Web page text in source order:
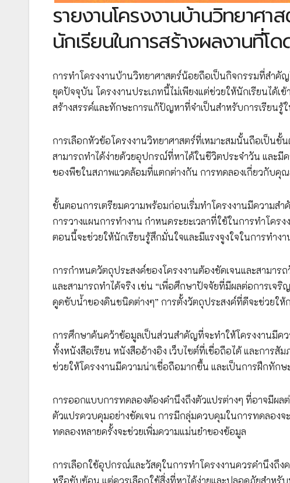
รายงานโครงงานบ้านวิทยาศ
นักเรียนในการสร้างผลงานที่โด
การทำโครงงานบ้านวิทยาศาสตร์น้อยถือเป็นกิจกรรมที่สำคั
ยุคปัจจุบัน โครงงานประเภทนี้ไม่เพียงแต่ช่วยให้นักเรียนได้เ
สร้างสรรค์และทักษะการแก้ปัญหาที่จำเป็นสำหรับการเรียนรู้
การเลือกหัวข้อโครงงานวิทยาศาสตร์ที่เหมาะสมนั้นถือเป็น
สามารถทำได้ง่ายด้วยอุปกรณ์ที่หาได้ในชีวิตประจำวัน และมี
ของพืชในสภาพแวดล้อมที่แตกต่างกัน การทดลองเกี่ยวกับคุ
ขั้นตอนการเตรียมความพร้อมก่อนเริ่มทำโครงงานมีความส
การวางแผนการทำงาน กำหนดระยะเวลาที่ใช้ในการทำโค
ตอนนี้จะช่วยให้นักเรียนรู้สึกมั่นใจและมีแรงจูงใจในการทำง
การกำหนดวัตถุประสงค์ของโครงงานต้องชัดเจนและสามาร
และสามารถทำได้จริง เช่น “เพื่อศึกษาปัจจัยที่มีผลต่อการเจ
ดูดซับน้ำของดินชนิดต่างๆ” การตั้งวัตถุประสงค์ที่ดีจะช่วยให้
การศึกษาค้นคว้าข้อมูลเป็นส่วนสำคัญที่จะทำให้โครงงานมีค
ทั้งหนังสือเรียน หนังสืออ้างอิง เว็บไซต์ที่เชื่อถือได้ และการ
ช่วยให้โครงงานมีความน่าเชื่อถือมากขึ้น และเป็นการฝึกทัก
การออกแบบการทดลองต้องคำนึงถึงตัวแปรต่างๆ ที่อาจมีผ
ตัวแปรควบคุมอย่างชัดเจน การมีกลุ่มควบคุมในการทดลอง
ทดลองหลายครั้งจะช่วยเพิ่มความแม่นยำของข้อมูล
การเลือกใช้อุปกรณ์และวัสดุในการทำโครงงานควรคำนึงถึ
หรือซับซ้อน แต่ควรเลือกใช้สิ่งที่หาได้ง่ายและปลอดภัยสำห